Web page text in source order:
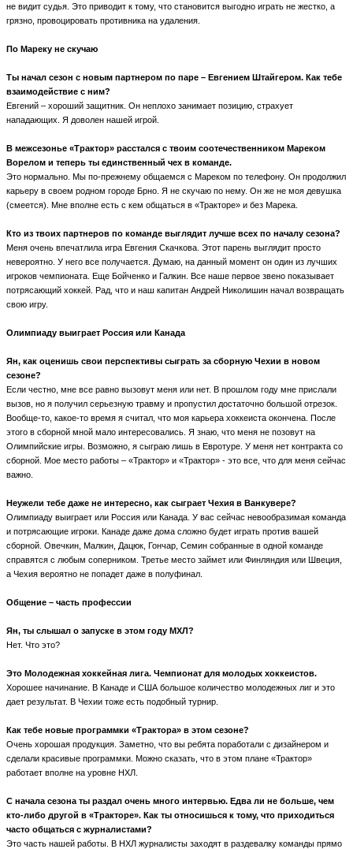
не видит судья. Это приводит к тому, что становится выгодно играть не жестко, а
грязно, провоцировать противника на удаления.
По Мареку не скучаю
Ты начал сезон с новым партнером по паре – Евгением Штайгером. Как тебе
взаимодействие с ним?
Евгений – хороший защитник. Он неплохо занимает позицию, страхует
нападающих. Я доволен нашей игрой.
В межсезонье «Трактор» расстался с твоим соотечественником Мареком
Ворелом и теперь ты единственный чех в команде.
Это нормально. Мы по-прежнему общаемся с Мареком по телефону. Он продолжил
карьеру в своем родном городе Брно. Я не скучаю по нему. Он же не моя девушка
(смеется). Мне вполне есть с кем общаться в «Тракторе» и без Марека.
Кто из твоих партнеров по команде выглядит лучше всех по началу сезона?
Меня очень впечатлила игра Евгения Скачкова. Этот парень выглядит просто
невероятно. У него все получается. Думаю, на данный момент он один из лучших
игроков чемпионата. Еще Бойченко и Галкин. Все наше первое звено показывает
потрясающий хоккей. Рад, что и наш капитан Андрей Николишин начал возвращать
свою игру.
Олимпиаду выиграет Россия или Канада
Ян, как оценишь свои перспективы сыграть за сборную Чехии в новом
сезоне?
Если честно, мне все равно вызовут меня или нет. В прошлом году мне прислали
вызов, но я получил серьезную травму и пропустил достаточно большой отрезок.
Вообще-то, какое-то время я считал, что моя карьера хоккеиста окончена. После
этого в сборной мной мало интересовались. Я знаю, что меня не позовут на
Олимпийские игры. Возможно, я сыграю лишь в Евротуре. У меня нет контракта со
сборной. Мое место работы – «Трактор» и «Трактор» - это все, что для меня сейчас
важно.
Неужели тебе даже не интересно, как сыграет Чехия в Ванкувере?
Олимпиаду выиграет или Россия или Канада. У вас сейчас невообразимая команда
и потрясающие игроки. Канаде даже дома сложно будет играть против вашей
сборной. Овечкин, Малкин, Дацюк, Гончар, Семин собранные в одной команде
справятся с любым соперником. Третье место займет или Финляндия или Швеция,
а Чехия вероятно не попадет даже в полуфинал.
Общение – часть профессии
Ян, ты слышал о запуске в этом году МХЛ?
Нет. Что это?
Это Молодежная хоккейная лига. Чемпионат для молодых хоккеистов.
Хорошее начинание. В Канаде и США большое количество молодежных лиг и это
дает результат. В Чехии тоже есть подобный турнир.
Как тебе новые программки «Трактора» в этом сезоне?
Очень хорошая продукция. Заметно, что вы ребята поработали с дизайнером и
сделали красивые программки. Можно сказать, что в этом плане «Трактор»
работает вполне на уровне НХЛ.
С начала сезона ты раздал очень много интервью. Едва ли не больше, чем
кто-либо другой в «Тракторе». Как ты относишься к тому, что приходиться
часто общаться с журналистами?
Это часть нашей работы. В НХЛ журналисты заходят в раздевалку команды прямо